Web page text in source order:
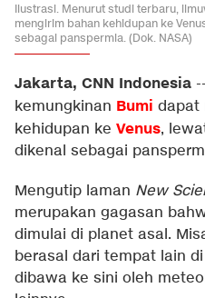
Ilustrasi. Menurut studi terbaru,
mengirim bahan kehidupan ke
sebagai panspermia. (Dok. NASA)
Jakarta, CNN Indonesia --
kemungkinan Bumi dapat
kehidupan ke Venus,
dikenal sebagai
Mengutip laman New
merupakan gagasan
dimulai di planet asal.
berasal dari tempat lain
dibawa ke sini oleh